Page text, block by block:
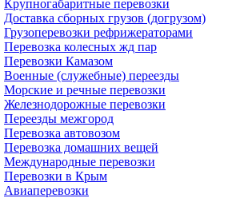
Крупногабаритные перевозки
Доставка сборных грузов (догрузом)
Грузоперевозки рефрижераторами
Перевозка колесных жд пар
Перевозки Камазом
Военные (служебные) переезды
Морские и речные перевозки
Железнодорожные перевозки
Переезды межгород
Перевозка автовозом
Перевозка домашних вещей
Международные перевозки
Перевозки в Крым
Авиаперевозки